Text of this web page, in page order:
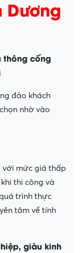
Dương
thông cống
đảo khách
nhờ vào
với mức giá thấp
thi công và
trình thực
tâm về tính
giàu kinh